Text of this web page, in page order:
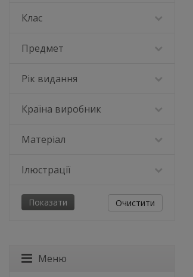
Клас
Предмет
Рік видання
Країна виробник
Матеріал
Ілюстрації
Очистити
Меню